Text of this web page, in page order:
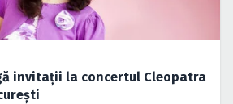
invitaţii la concertul Cleopatra